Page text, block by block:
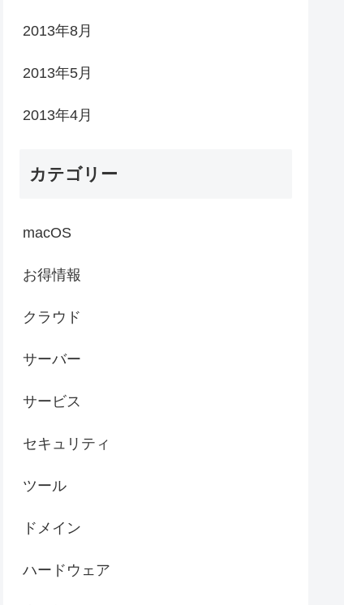
2013年8月
2013年5月
2013年4月
カテゴリー
macOS
お得情報
クラウド
サーバー
サービス
セキュリティ
ツール
ドメイン
ハードウェア